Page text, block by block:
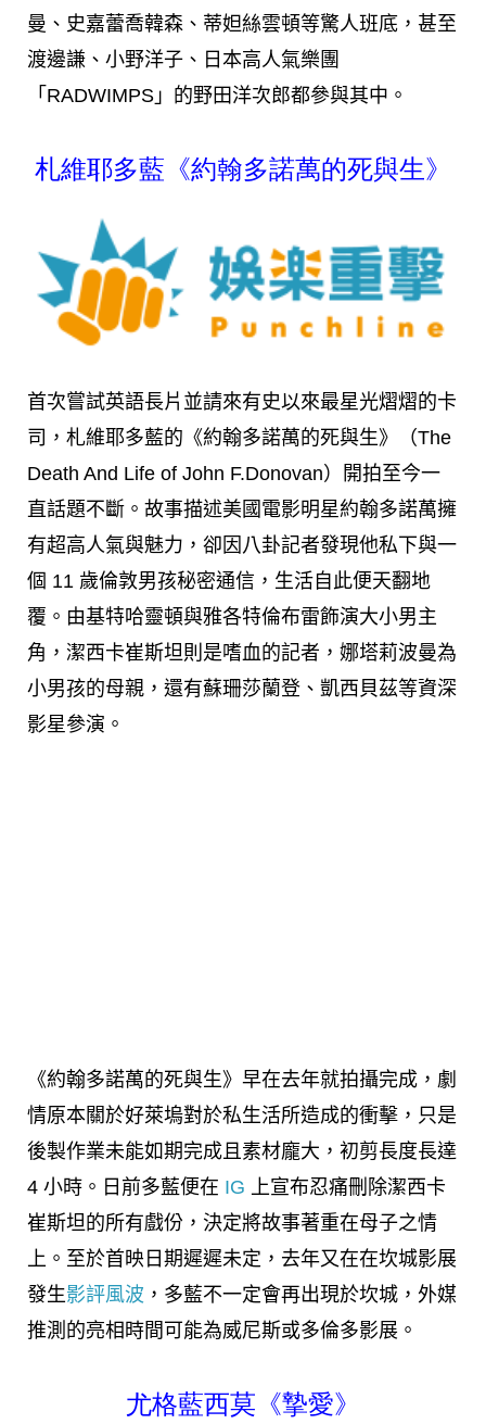
曼、史嘉蕾喬韓森、蒂妲絲雲頓等驚人班底，甚至
渡邊謙、小野洋子、日本高人氣樂團
「RADWIMPS」的野田洋次郎都參與其中。
札維耶多藍《約翰多諾萬的死與生》
首次嘗試英語長片並請來有史以來最星光熠熠的卡
司，札維耶多藍的《約翰多諾萬的死與生》（The
Death And Life of John F.Donovan）開拍至今一
直話題不斷。故事描述美國電影明星約翰多諾萬擁
有超高人氣與魅力，卻因八卦記者發現他私下與一
個 11 歲倫敦男孩秘密通信，生活自此便天翻地
覆。由基特哈靈頓與雅各特倫布雷飾演大小男主
角，潔西卡崔斯坦則是嗜血的記者，娜塔莉波曼為
小男孩的母親，還有蘇珊莎蘭登、凱西貝茲等資深
影星參演。
《約翰多諾萬的死與生》早在去年就拍攝完成，劇
情原本關於好萊塢對於私生活所造成的衝擊，只是
後製作業未能如期完成且素材龐大，初剪長度長達
4 小時。日前多藍便在 IG 上宣布忍痛刪除潔西卡
崔斯坦的所有戲份，決定將故事著重在母子之情
上。至於首映日期遲遲未定，去年又在在坎城影展
發生影評風波 ，多藍不一定會再出現於坎城，外媒
推測的亮相時間可能為威尼斯或多倫多影展。
尤格藍西莫《摯愛》